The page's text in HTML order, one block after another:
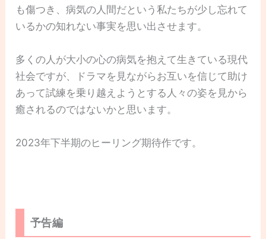
も傷つき、病気の人間だという私たちが少し忘れて
いるかの知れない事実を思い出させます。
多くの人が大小の心の病気を抱えて生きている現代
社会ですが、ドラマを見ながらお互いを信じて助け
あって試練を乗り越えようとする人々の姿を見から
癒されるのではないかと思います。
2023年下半期のヒーリング期待作です。
予告編